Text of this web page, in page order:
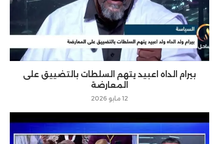
بيرام الداه اعبيد يتهم السلطات بالتضييق على
المعارضة
12 مايو 2026